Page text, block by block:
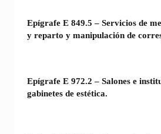
Epígrafe E 849.5 – Servicios de
y reparto y manipulación de
Epígrafe E 972.2 – Salones e
gabinetes de estética.